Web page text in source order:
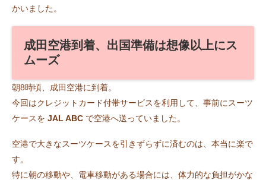
かいました。
成田空港到着、出国準備は想像以上にス
ムーズ
朝8時頃、成田空港に到着。
今回はクレジットカード付帯サービスを利用して、事前にスーツ
ケースを JAL ABC で空港へ送っていました。
空港で大きなスーツケースを引きずらずに済むのは、本当に楽で
す。
特に朝の移動や、電車移動がある場合には、体力的な負担がかな